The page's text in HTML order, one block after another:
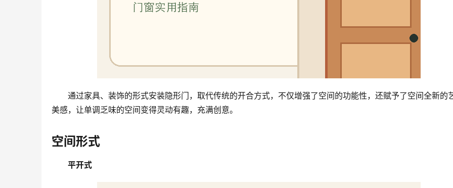
通过家具、装饰的形式安装隐形门，取代传统的开合方式，不仅增强了空间的功能性，还赋予了空间全新的
美感，让单调乏味的空间变得灵动有趣，充满创意。
空间形式
平开式